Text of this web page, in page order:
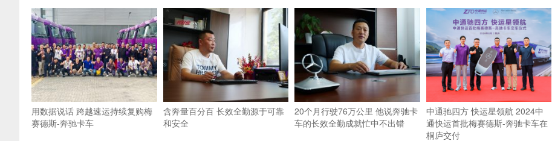
用数据说话 跨越速运持续复购梅
赛德斯-奔驰卡车
含奔量百分百 长效全勤源于可靠
和安全
20个月行驶76万公里 他说奔驰卡
车的长效全勤成就忙中不出错
中通驰四方 快运星领航 2024中
通快运首批梅赛德斯-奔驰卡车在
桐庐交付